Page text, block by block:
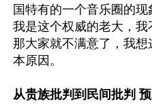
国特有的一个音乐圈的现
我是这个权威的老大，我
那大家就不满意了，我
本原因。
从贵族批判到民间批判